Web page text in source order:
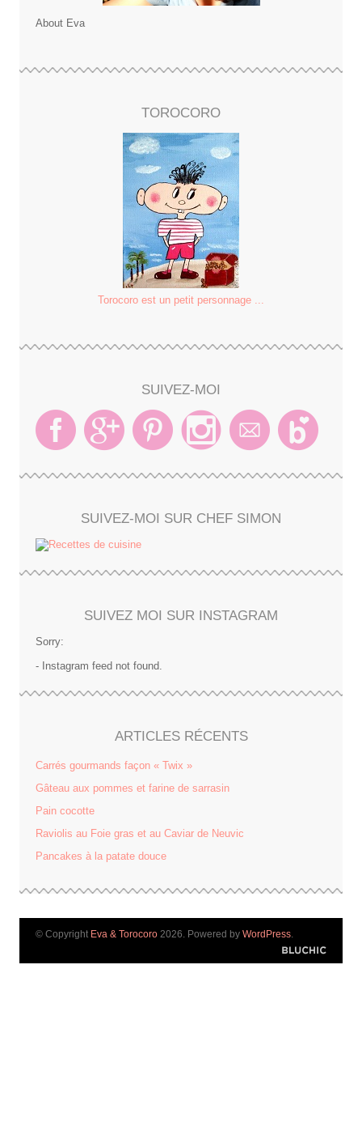
About Eva
TOROCORO
Torocoro est un petit personnage ...
SUIVEZ-MOI
SUIVEZ-MOI SUR CHEF SIMON
SUIVEZ MOI SUR INSTAGRAM
Sorry:
- Instagram feed not found.
ARTICLES RÉCENTS
Carrés gourmands façon « Twix »
Gâteau aux pommes et farine de sarrasin
Pain cocotte
Raviolis au Foie gras et au Caviar de Neuvic
Pancakes à la patate douce
© Copyright Eva & Torocoro 2026. Powered by WordPress